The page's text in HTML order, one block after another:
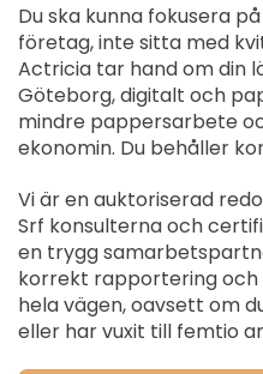
Du ska kunna fokusera
företag, inte sitta med
Actricia tar hand om din
Göteborg, digitalt och
mindre pappersarbete
ekonomin. Du behåller
Vi är en auktoriserad
Srf konsulterna och
en trygg
korrekt rapportering och
hela vägen, oavsett om
eller har vuxit till femtio